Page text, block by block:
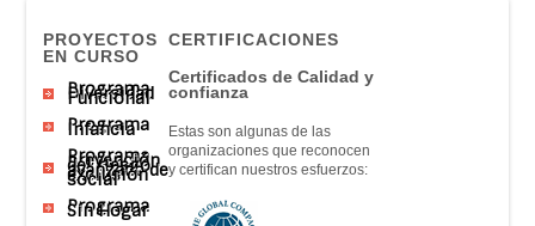
PROYECTOS
EN CURSO
Programa
Diversidad
Funcional
Programa
Infancia
Programa
prevención
del riesgo
avanzado de
exclusión
social
Programa
Sin Hogar
CERTIFICACIONES
Certificados de Calidad y
confianza
Estas son algunas de las
organizaciones que reconocen
y certifican nuestros esfuerzos: